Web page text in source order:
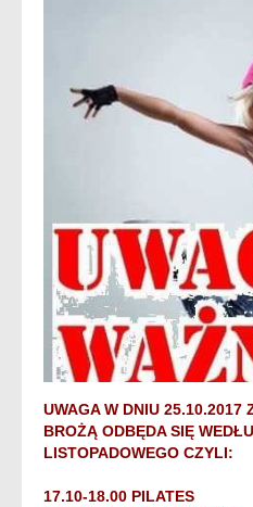
UWAGA W DNIU 25.10.2017
BROŻĄ ODBĘDA SIĘ
LISTOPADOWEGO CZYLI:
17.10-18.00 PILATES